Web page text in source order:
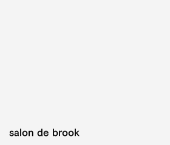
salon de brook